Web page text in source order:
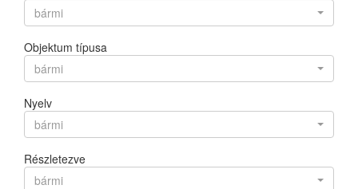
bármi
Objektum típusa
bármi
Nyelv
bármi
Részletezve
bármi